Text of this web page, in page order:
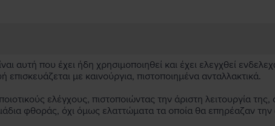
αυτή που έχει ήδη χρησιμοποιηθεί και έχει ελεγχθεί
με καινούργια, πιστοποιημένα ανταλλακτικά.
ελέγχους, πιστοποιώντας την άριστη λειτουργία
φθοράς, όχι όμως ελαττώματα τα οποία θα επηρέαζαν